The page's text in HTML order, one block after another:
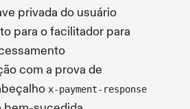
privada do usuário
para o facilitador para
com a prova de
x-payment-response